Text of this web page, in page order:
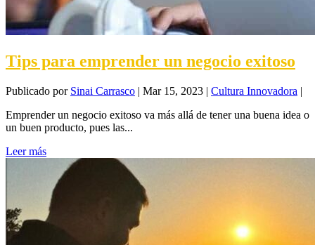
Tips para emprender un negocio exitoso
Publicado por Sinai Carrasco | Mar 15, 2023 | Cultura Innovadora |
Emprender un negocio exitoso va más allá de tener una buena idea o
un buen producto, pues las...
Leer más